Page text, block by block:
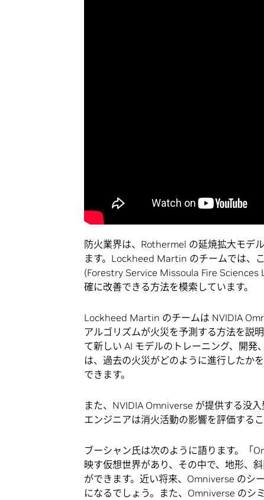
防火業界は、Rothermel の延焼拡大モデ
ます。Lockheed Martin のチームでは、
(Forestry Service Missoula Fire Sciences
確に改善できる方法を模索しています。
Lockheed Martin のチームは NVIDIA
アルゴリズムが火災を予測する方法を説
て新しい AI モデルのトレーニング、開
は、過去の火災がどのように進行したか
できます。
また、NVIDIA Omniverse が提供する没
エンジニアは消火活動の影響を評価するこ
ブーシャン氏は次のように語ります。「
映す仮想世界があり、その中で、地形、
ができます。近い将来、Omniverse のシ
になるでしょう。また、Omniverse のシ